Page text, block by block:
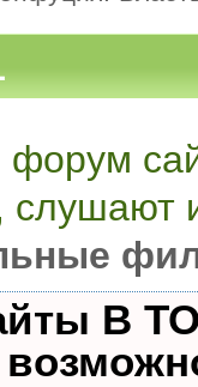
слушают
В